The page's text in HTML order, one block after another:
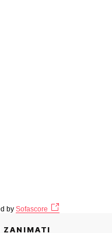
by Sofascore
ZANIMATI